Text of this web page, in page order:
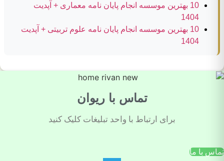
10 بهترین موسسه انجام پایان نامه معماری + آپدیت
1404
10 بهترین موسسه انجام پایان نامه علوم تربیتی + آپدیت
1404
تماس با ریوان
برای ارتباط با واحد تبلیغات کلیک کنید
تماس با ما